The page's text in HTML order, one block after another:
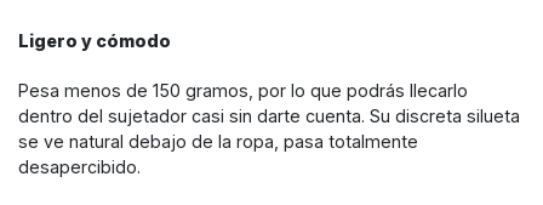
Ligero y cómodo
Pesa menos de 150 gramos, por lo que podrás llecarlo
dentro del sujetador casi sin darte cuenta. Su discreta silueta
se ve natural debajo de la ropa, pasa totalmente
desapercibido.